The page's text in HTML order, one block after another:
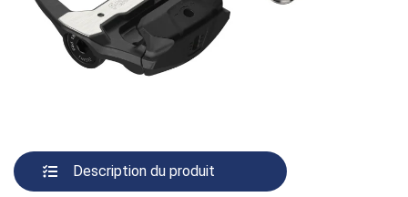
Description du produit